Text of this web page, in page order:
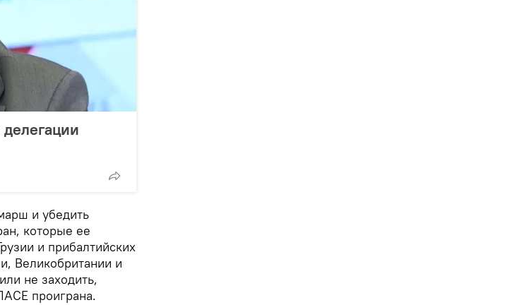
и убедить
которые ее
и прибалтийских
Великобритании и
не заходить,
проиграна.